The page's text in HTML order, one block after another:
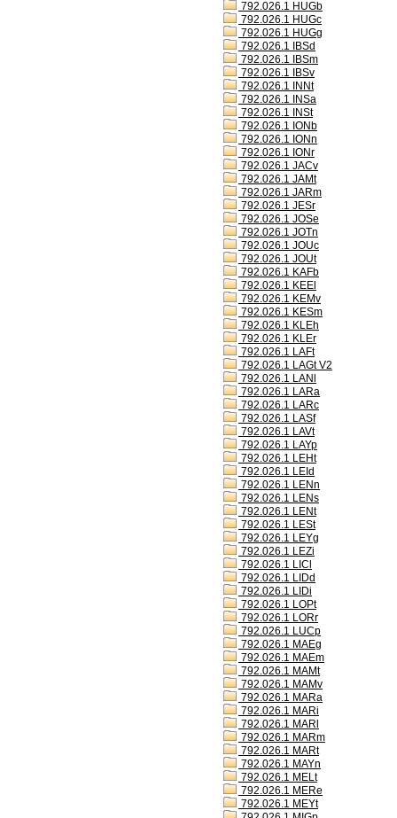
792.026.1 HUGb
792.026.1 HUGc
792.026.1 HUGg
792.026.1 IBSd
792.026.1 IBSm
792.026.1 IBSv
792.026.1 INNt
792.026.1 INSa
792.026.1 INSt
792.026.1 IONb
792.026.1 IONn
792.026.1 IONr
792.026.1 JACv
792.026.1 JAMt
792.026.1 JARm
792.026.1 JESr
792.026.1 JOSe
792.026.1 JOTn
792.026.1 JOUc
792.026.1 JOUt
792.026.1 KAFb
792.026.1 KEEl
792.026.1 KEMv
792.026.1 KESm
792.026.1 KLEh
792.026.1 KLEr
792.026.1 LAFt
792.026.1 LAGt V2
792.026.1 LANl
792.026.1 LARa
792.026.1 LARc
792.026.1 LASf
792.026.1 LAVt
792.026.1 LAYp
792.026.1 LEHt
792.026.1 LEId
792.026.1 LENn
792.026.1 LENs
792.026.1 LENt
792.026.1 LESt
792.026.1 LEYg
792.026.1 LEZi
792.026.1 LICl
792.026.1 LIDd
792.026.1 LIDi
792.026.1 LOPt
792.026.1 LORr
792.026.1 LUCp
792.026.1 MAEg
792.026.1 MAEm
792.026.1 MAMt
792.026.1 MAMv
792.026.1 MARa
792.026.1 MARi
792.026.1 MARl
792.026.1 MARm
792.026.1 MARt
792.026.1 MAYn
792.026.1 MELt
792.026.1 MERe
792.026.1 MEYt